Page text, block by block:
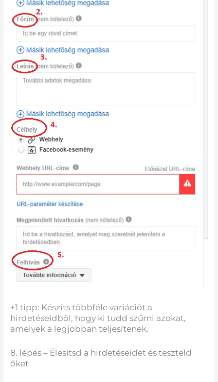
+1 tipp: Készíts többféle variációt a
hirdetéseidből, hogy ki tudd szűrni azokat,
amelyek a legjobban teljesítenek.
8. lépés – Élesítsd a hirdetéseidet és teszteld
őket